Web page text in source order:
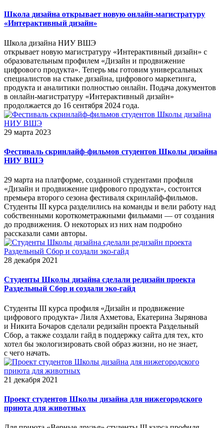
Школа дизайна открывает новую онлайн-магистратуру
«Интерактивный дизайн»
Школа дизайна НИУ ВШЭ
открывает новую магистратуру «Интерактивный дизайн» с
образовательным профилем «Дизайн и продвижение
цифрового продукта». Теперь мы готовим универсальных
специалистов на стыке дизайна, цифрового маркетинга,
продукта и аналитики полностью онлайн. Подача документов
в онлайн-магистратуру «Интерактивный дизайн»
продолжается до 16 сентября 2024 года.
29 марта 2023
Фестиваль скринлайф-фильмов студентов Школы дизайна
НИУ ВШЭ
29 марта на платформе, созданной студентами профиля
«Дизайн и продвижение цифрового продукта», состоится
премьера второго сезона фестиваля скринлайф-фильмов.
Студенты III курса разделились на команды и вели работу над
собственными короткометражными фильмами — от создания
до продвижения. О некоторых из них нам подробно
рассказали сами авторы.
28 декабря 2021
Студенты Школы дизайна сделали редизайн проекта
Раздельный Сбор и создали эко-гайд
Студенты III курса профиля «Дизайн и продвижение
цифрового продукта» Лиля Ахметова, Екатерина Зырянова
и Никита Бочаров сделали редизайн проекта Раздельный
Сбор, а также создали гайд в поддержку сайта для тех, кто
хотел бы экологизировать свой образ жизни, но не знает,
с чего начать.
21 декабря 2021
Проект студентов Школы дизайна для нижегородского
приюта для животных